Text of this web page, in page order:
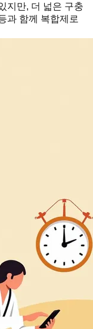
지만, 더 넓은 구충
과 함께 복합제로